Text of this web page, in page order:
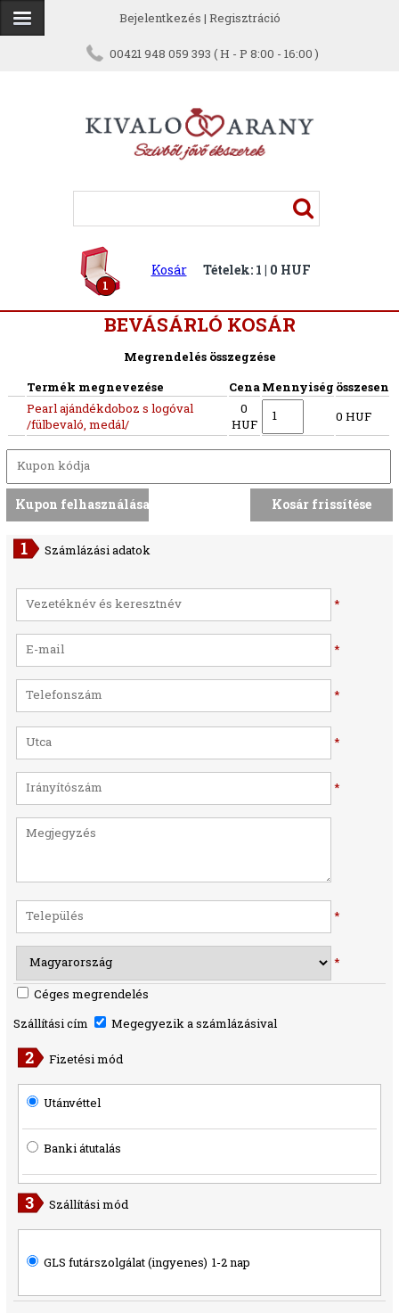
Bejelentkezés | Regisztráció
00421 948 059 393 ( H - P 8:00 - 16:00 )
1
Kosár Tételek: 1 | 0 HUF
BEVÁSÁRLÓ KOSÁR
Megrendelés összegzése
Termék megnevezése
CenaMennyiség összesen
Pearl ajándékdoboz s logóval
/fülbevaló, medál/
0
HUF
0 HUF
Számlázási adatok
*
*
*
*
*
*
*
Céges megrendelés
Szállítási cím
Megegyezik a számlázásival
Fizetési mód
Utánvéttel
Banki átutalás
Szállítási mód
GLS futárszolgálat (ingyenes) 1-2 nap